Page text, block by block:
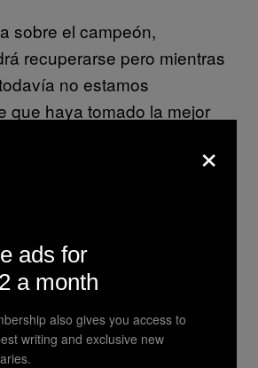
sobre el campeón,
recuperarse pero mientras
no estamos
que haya tomado la mejor
Sports
In Top Stories
×
ads for
a month
also gives you access to
writing and exclusive new